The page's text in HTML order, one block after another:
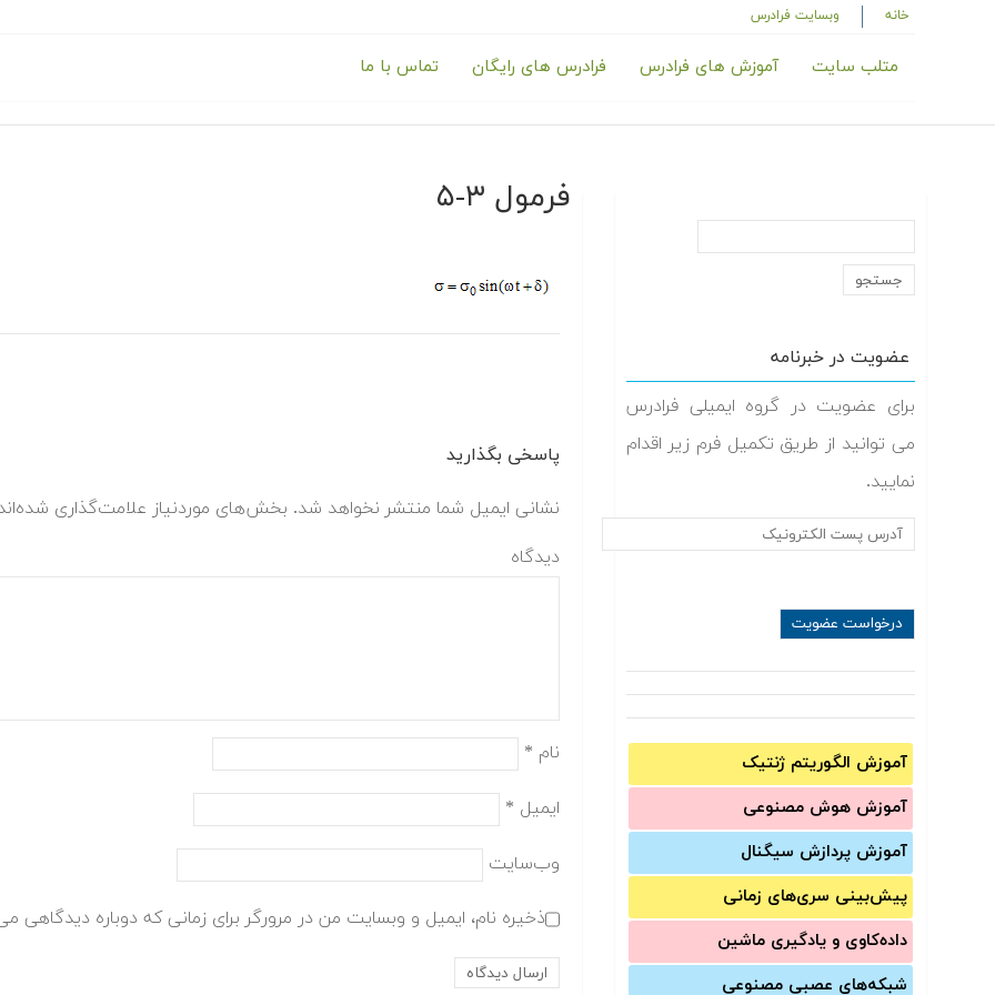
خانه وبسایت فرادرس
متلب سایت آموزش های فرادرس فرادرس های رایگان تماس با ما
عضویت در خبرنامه
برای عضویت در گروه ایمیلی فرادرس
می توانید از طریق تکمیل فرم زیر اقدام
نمایید.
آموزش الگوریتم ژنتیک
آموزش‌ هوش مصنوعی
آموزش‌ پردازش سیگنال
پیش‌‌بینی سری‌‌های زمانی
داده‌کاوی و یادگیری ماشین
شبکه‌های عصبی مصنوعی
فرمول ۳-۵
پاسخی بگذارید
نشانی ایمیل شما منتشر نخواهد شد. بخش‌های موردنیاز علامت‌گذاری
دیدگاه
نام *
ایمیل *
وب‌سایت
ذخیره نام، ایمیل و وبسایت من در مرورگر برای زمانی که دوباره دیدگاهی